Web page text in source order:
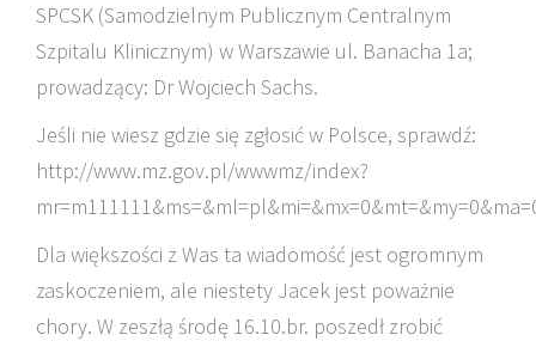
SPCSK (Samodzielnym Publicznym Centralnym
Szpitalu Klinicznym) w Warszawie ul. Banacha 1a;
prowadzący: Dr Wojciech Sachs.
Jeśli nie wiesz gdzie się zgłosić w Polsce, sprawdź:
http://www.mz.gov.pl/wwwmz/index?
Dla większości z Was ta wiadomość jest ogromnym
zaskoczeniem, ale niestety Jacek jest poważnie
chory. W zeszłą środę 16.10.br. poszedł zrobić